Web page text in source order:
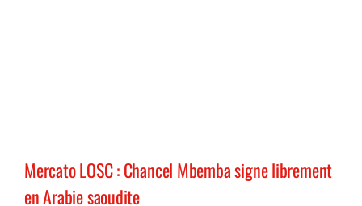
Mercato LOSC : Chancel Mbemba signe librement
en Arabie saoudite